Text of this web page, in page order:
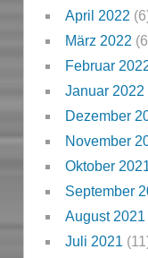
April 2022
März 2022
Februar
Januar 2022
Dezember
November
Oktober
September
August 2021
Juli 2021